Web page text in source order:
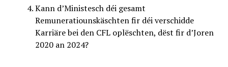
Kann d’Ministesch déi gesamt
Remuneratiounskäschten fir déi verschidde
Karriäre bei den CFL oplëschten, dëst fir d’Joren
2020 an 2024?